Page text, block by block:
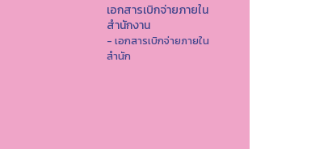
เอกสารเบิกจ่ายภายใน
สำนักงาน
- เอกสารเบิกจ่ายภายใน
สำนัก